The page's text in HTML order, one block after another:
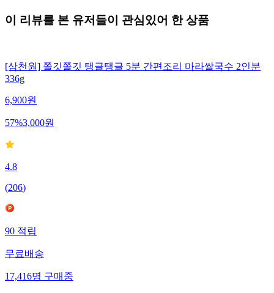
이 리뷰를 본 유저들이 관심있어 한 상품
[삼천원] 쫄깃쫄깃 탱글탱글 5분 간편조리 마라쌀국수 2인분
336g
6,900원
57%3,000원
4.8
(206)
90적립
무료배송
17,416명구매중